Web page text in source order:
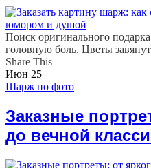
Поиск оригинального
головную боль. Цветы
Share This
Июн 25
Шарж по фото
Заказные
до вечной